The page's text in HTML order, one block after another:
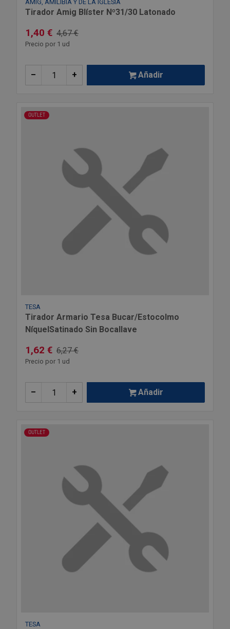
AMIG, AMILIBIA Y DE LA IGLESIA
Tirador Amig Blíster Nº31/30 Latonado
1,40 € 4,67 €
Precio por 1 ud
+
– Añadir
OUTLET
TESA
Tirador Armario Tesa Bucar/Estocolmo
NíquelSatinado Sin Bocallave
1,62 € 6,27 €
Precio por 1 ud
+
– Añadir
OUTLET
TESA